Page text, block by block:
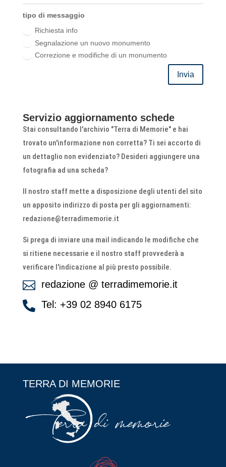
tipo di messaggio
Richiesta info
Segnalazione un nuovo monumento
Correzione e modifiche di un monumento
Invia
Servizio aggiornamento schede
Stai consultando l'archivio "Terra di Memorie" e hai
trovato un'informazione non corretta? Ti sei accorto di
un dettaglio non evidenziato? Desideri aggiungere una
fotografia ad una scheda?
Il nostro staff mette a disposizione degli utenti del sito
un apposito indirizzo di posta per gli aggiornamenti:
redazione@terradimemorie.it
Si prega di inviare una mail indicando le modifiche che
si ritiene necessarie e il nostro staff provvederà a
verificare l'indicazione al più presto possibile.
 redazione @ terradimemorie.it
 Tel: +39 02 8940 6175
TERRA DI MEMORIE